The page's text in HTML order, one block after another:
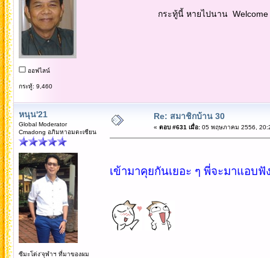
ออฟไลน์
กระทู้: 9,460
กระทู้นี้ หายไปนาน Welcome
หนุน'21
Global Moderator
Cmadong อภิมหาอมตะเซียน
ซีมะโด่ง'จุฬาฯ ที่มาของผม
Re: สมาชิกบ้าน 30
« ตอบ #631 เมื่อ:05 พฤษภาคม 2556,
เข้ามาคุยกันเยอะ ๆ พี่จะมาแอบฟั